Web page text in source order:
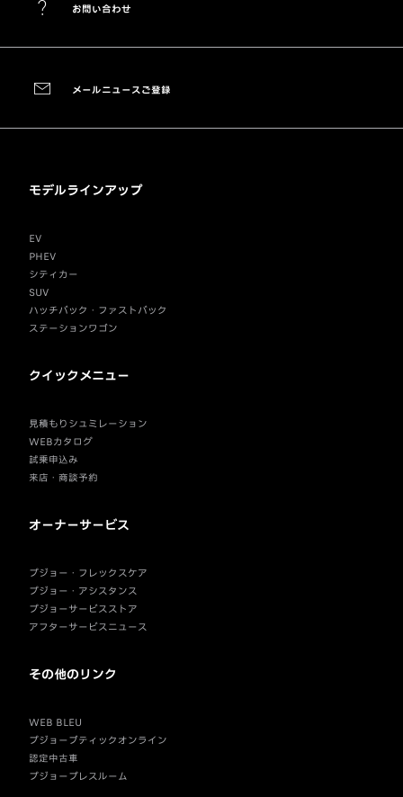
お問い合わせ
メールニュースご登録
モデルラインアップ
EV
PHEV
シティカー
SUV
ハッチバック・ファストバック
ステーションワゴン
クイックメニュー
見積もりシュミレーション
WEBカタログ
試乗申込み
来店・商談予約
オーナーサービス
プジョー・フレックスケア
プジョー・アシスタンス
プジョーサービスストア
アフターサービスニュース
その他のリンク
WEB BLEU
プジョーブティックオンライン
認定中古車
プジョープレスルーム